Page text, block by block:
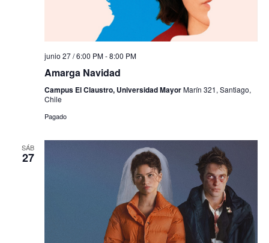
junio 27 / 6:00 PM-8:00 PM
Amarga Navidad
Campus El Claustro, Universidad MayorMarín 321, Santiago,
Chile
Pagado
SÁB
27